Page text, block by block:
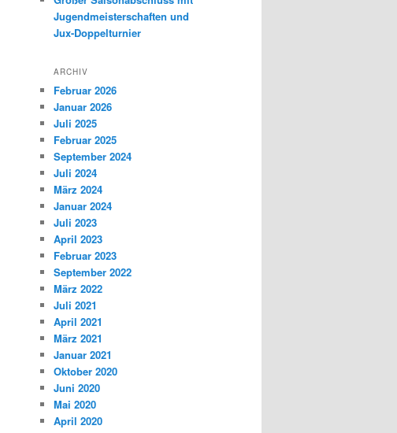
Jugendmeisterschaften und
Jux-Doppelturnier
ARCHIV
Februar 2026
Januar 2026
Juli 2025
Februar 2025
September 2024
Juli 2024
März 2024
Januar 2024
Juli 2023
April 2023
Februar 2023
September 2022
März 2022
Juli 2021
April 2021
März 2021
Januar 2021
Oktober 2020
Juni 2020
Mai 2020
April 2020